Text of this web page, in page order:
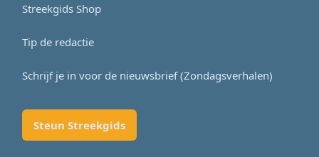
Streekgids Shop
Tip de redactie
Schrijf je in voor de nieuwsbrief (Zondagsverhalen)
Steun Streekgids